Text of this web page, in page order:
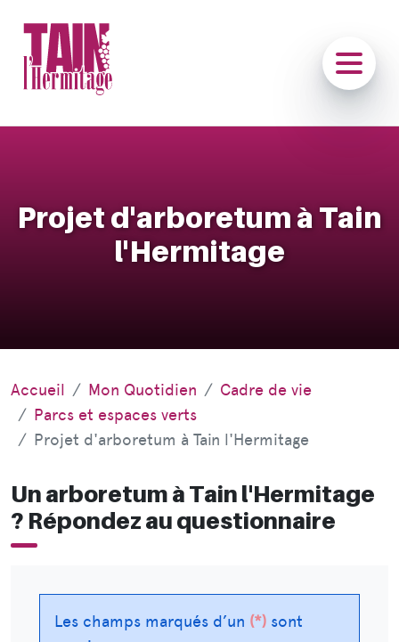
Projet d'arboretum à Tain
l'Hermitage
Accueil Mon Quotidien
Cadre de vie
Parcs et espaces verts
Projet d'arboretum à Tain l'Hermitage
Un arboretum à Tain l'Hermitage
? Répondez au questionnaire
Les champs marqués d’un * sont